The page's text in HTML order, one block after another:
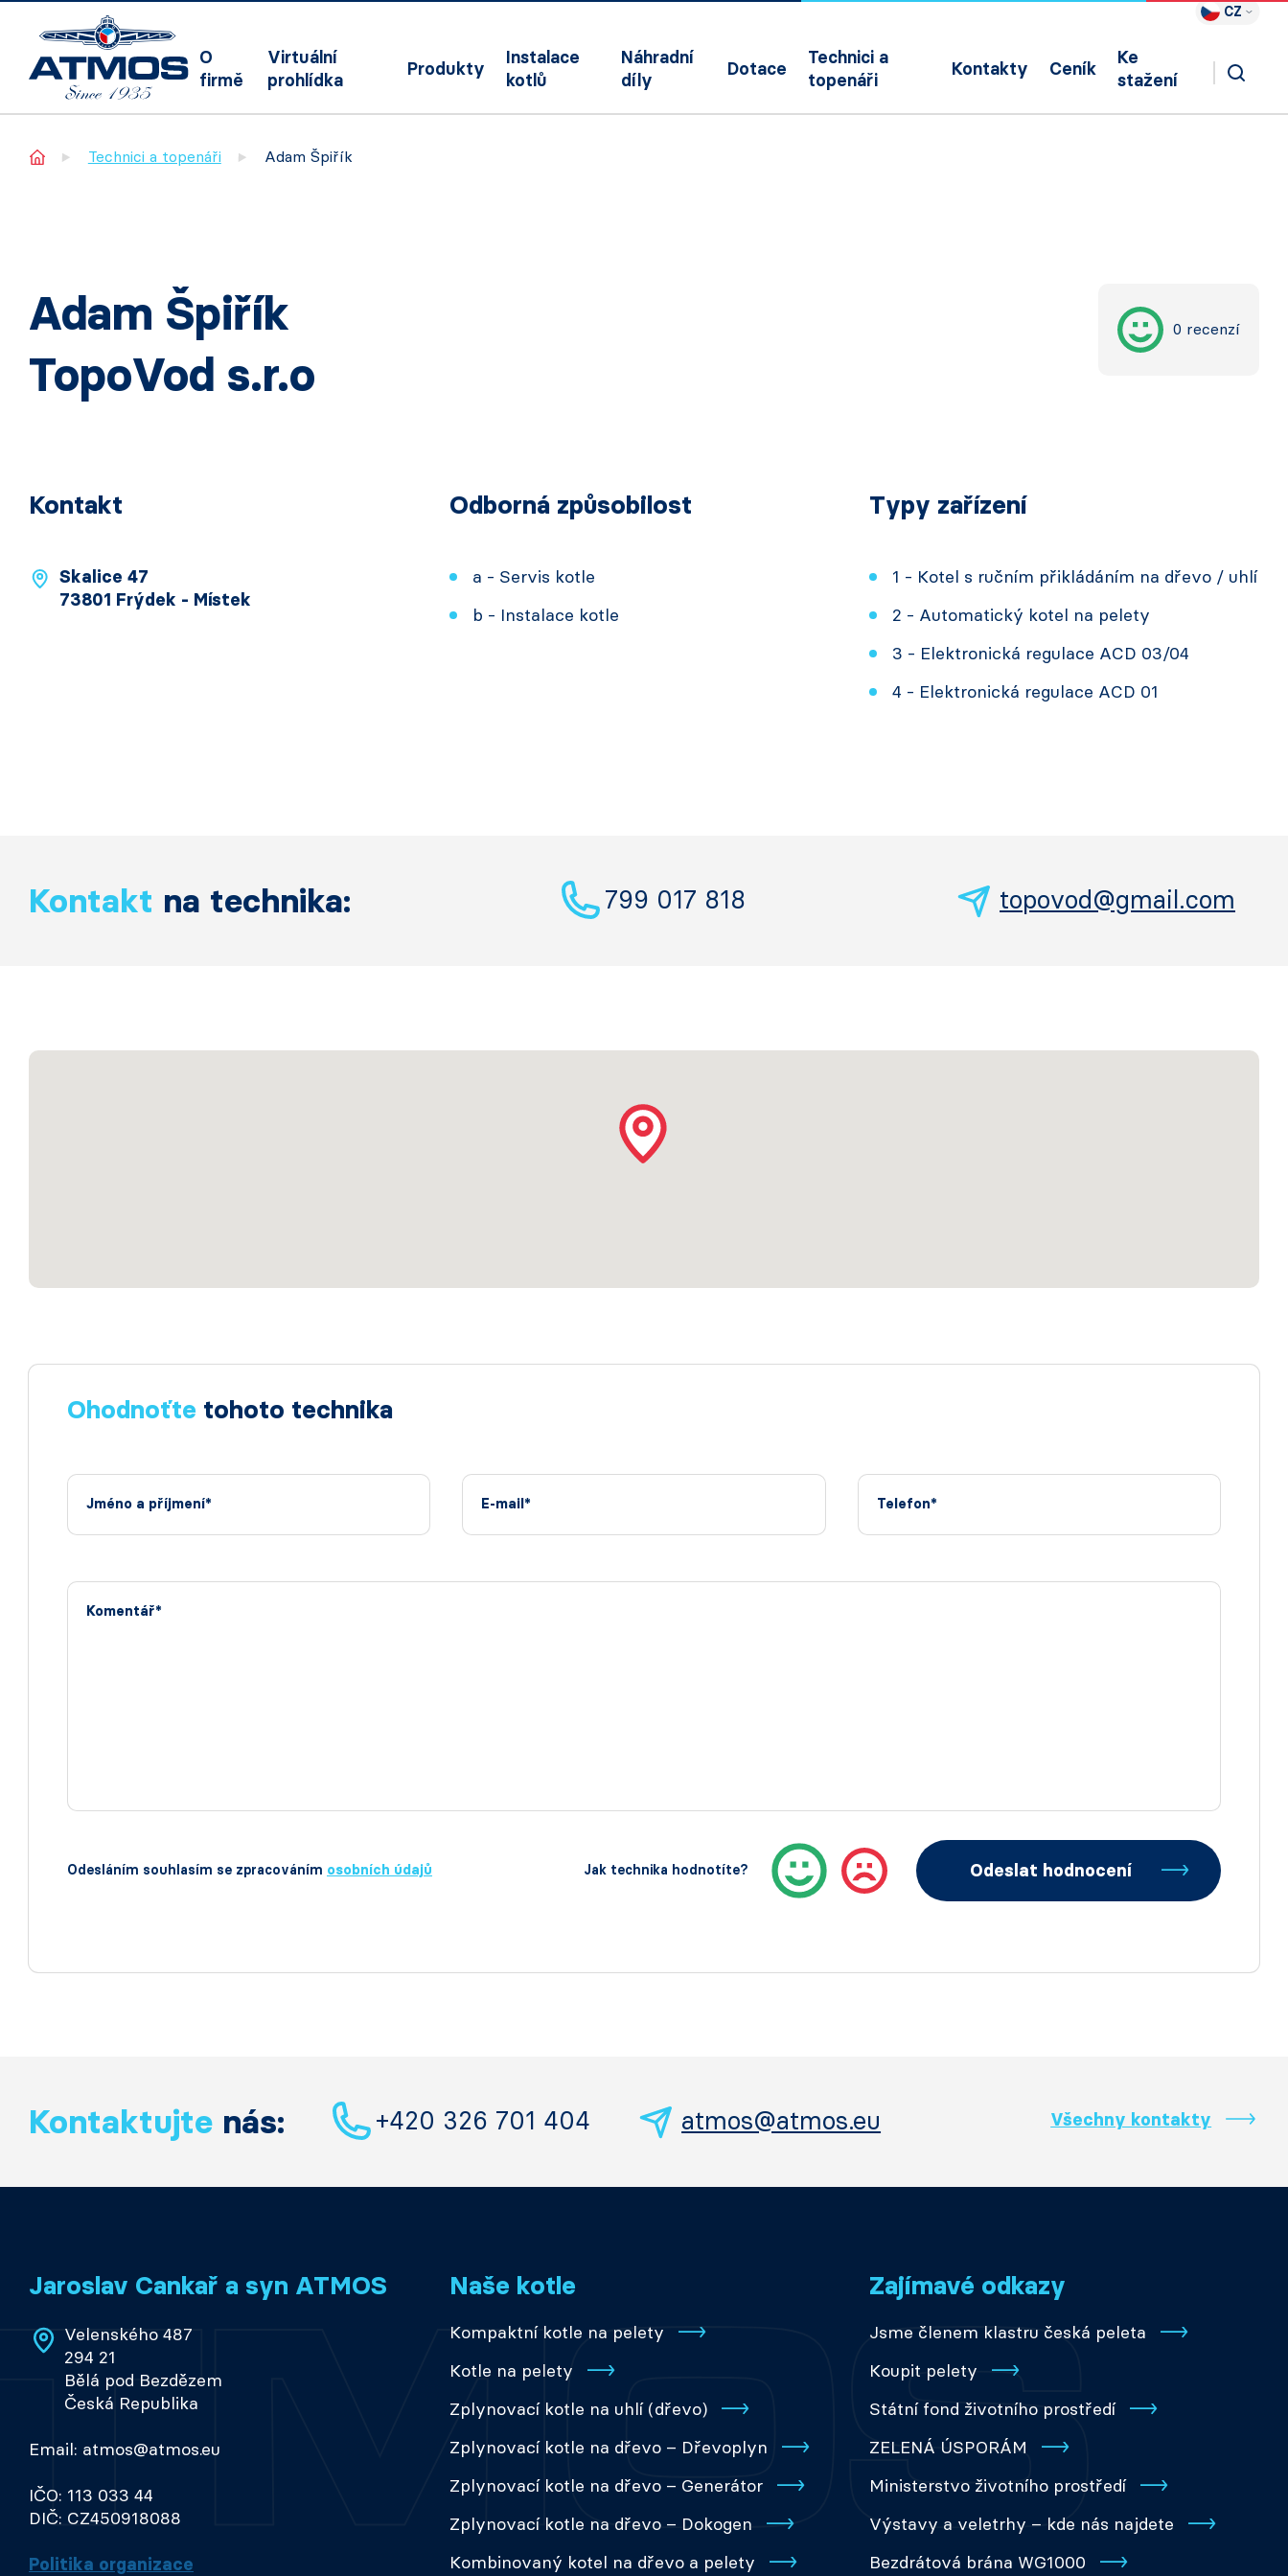
CZ
O
firmě
Virtuální
prohlídka
Produkty
Instalace
kotlů
Náhradní
díly
Dotace
Technici a
topenáři
Kontakty Ceník
Ke
stažení
Home Technici a topenáři Adam Špiřík
Adam Špiřík
TopoVod s.r.o
0 recenzí
Kontakt
Skalice 47
73801 Frýdek - Místek
Odborná způsobilost
a - Servis kotle
b - Instalace kotle
Typy zařízení
1 - Kotel s ručním přikládáním na dřevo / uhlí
2 - Automatický kotel na pelety
3 - Elektronická regulace ACD 03/04
4 - Elektronická regulace ACD 01
Kontakt na technika: 799 017 818 topovod@gmail.com
Ohodnoťte tohoto technika
Jméno a příjmení* E-mail* Telefon*
Komentář*
Odesláním souhlasím se zpracováním osobních údajů Jak technika hodnotíte? Odeslat hodnocení
Kontaktujte nás: +420 326 701 404 atmos@atmos.eu Všechny kontakty
Jaroslav Cankař a syn ATMOS
Velenského 487
294 21
Bělá pod Bezdězem
Česká Republika
Email: atmos@atmos.eu
IČO: 113 033 44
DIČ: CZ450918088
Politika organizace
Naše kotle
Kompaktní kotle na pelety
Kotle na pelety
Zplynovací kotle na uhlí (dřevo)
Zplynovací kotle na dřevo – Dřevoplyn
Zplynovací kotle na dřevo – Generátor
Zplynovací kotle na dřevo – Dokogen
Kombinovaný kotel na dřevo a pelety
Zajímavé odkazy
Jsme členem klastru česká peleta
Koupit pelety
Státní fond životního prostředí
ZELENÁ ÚSPORÁM
Ministerstvo životního prostředí
Výstavy a veletrhy – kde nás najdete
Bezdrátová brána WG1000